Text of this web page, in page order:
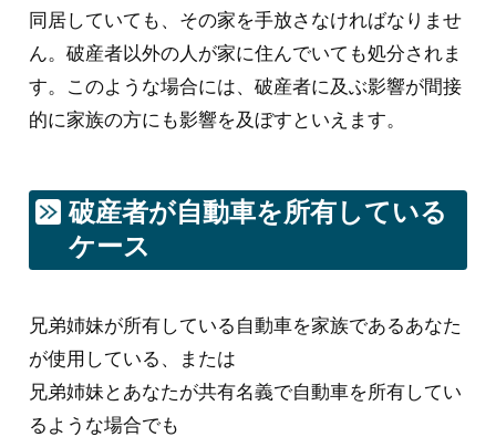
同居していても、その家を手放さなければなりませ
ん。破産者以外の人が家に住んでいても処分されま
す。このような場合には、破産者に及ぶ影響が間接
的に家族の方にも影響を及ぼすといえます。
破産者が自動車を所有している
ケース
兄弟姉妹が所有している自動車を家族であるあなた
が使用している、または
兄弟姉妹とあなたが共有名義で自動車を所有してい
るような場合でも